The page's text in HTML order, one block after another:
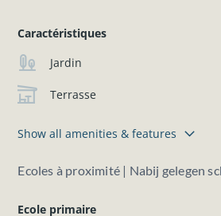
Caractéristiques
Jardin
Terrasse
Show all amenities & features
Ecoles à proximité | Nabij gelegen
Ecole primaire